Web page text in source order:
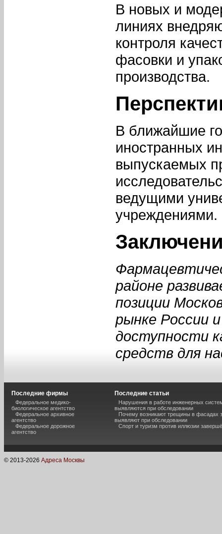
В новых и
линиях
контроля
фасовки и
производства.
В ближайшие
иностранных
выпускаемых
ведущими
учреждениями.
районе
позиции
рынке России
доступности
средств для
Последние фирмы
Федеральное медико-
биологическое агентство
Федеральное архивное
агентство
Федеральное дорожное
агентство
Последние статьи
Нарушения в работе инженерных
выявляются при обследовании
Почему возникают трещины в фасадах
выявляют при обследовании
Спорт и туризм против иллюзии
© 2013-2026 Адреса Москвы